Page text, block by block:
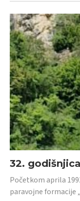
32.
Početkom aprila
paravojne formacije